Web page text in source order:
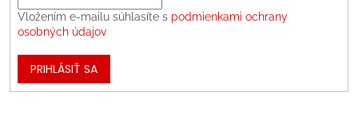
Vložením e-mailu súhlasíte s podmienkami ochrany
osobných údajov
PRIHLÁSIŤ SA